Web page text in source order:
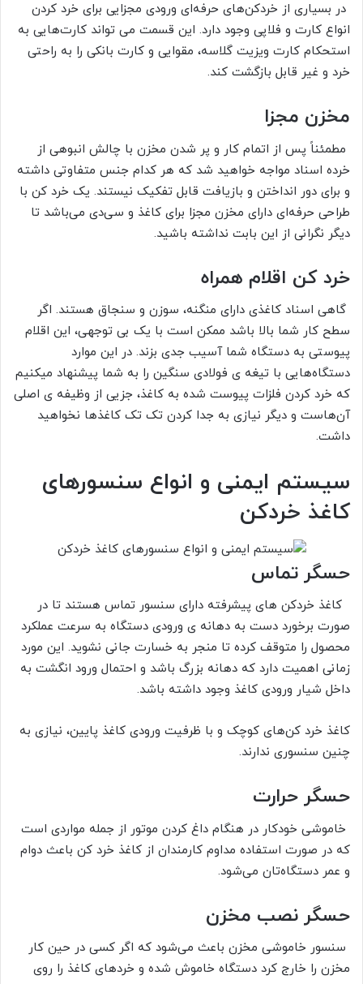
در بسیاری از خردکن‌های حرفه‌ای ورودی مجزایی برای خرد کردن
انواع کارت و فلاپی وجود دارد. این قسمت می تواند کارت‌هایی به
استحکام کارت ویزیت گلاسه، مقوایی و کارت بانکی را به راحتی
خرد و غیر قابل بازگشت کند.
مخزن مجزا
مطمئناً پس از اتمام کار و پر شدن مخزن با چالش انبوهی از
خرده اسناد مواجه خواهید شد که هر کدام جنس متفاوتی داشته
و برای دور انداختن و بازیافت قابل تفکیک نیستند. یک خرد کن با
طراحی حرفه‌ای دارای مخزن مجزا برای کاغذ و سی‌دی می‌باشد تا
دیگر نگرانی از این بابت نداشته باشید.
خرد کن اقلام همراه
گاهی اسناد کاغذی دارای منگنه، سوزن و سنجاق هستند. اگر
سطح کار شما بالا باشد ممکن است با یک بی توجهی، این اقلام
پیوستی به دستگاه شما آسیب جدی بزند. در این موارد
دستگاه‌هایی با تیغه ی فولادی سنگین را به شما پیشنهاد میکنیم
که خرد کردن فلزات پیوست شده به کاغذ، جزیی از وظیفه ی اصلی
آن‌هاست و دیگر نیازی به جدا کردن تک تک کاغذ‌ها نخواهید
داشت.
سیستم ایمنی و انواع سنسورهای
کاغذ خردکن
حسگر تماس
کاغذ خردکن های پیشرفته دارای سنسور تماس هستند تا در
صورت برخورد دست به دهانه ی ورودی دستگاه به سرعت عملکرد
محصول را متوقف کرده تا منجر به خسارت جانی نشوید. این مورد
زمانی اهمیت دارد که دهانه بزرگ باشد و احتمال ورود انگشت به
داخل شیار ورودی کاغذ وجود داشته باشد.
کاغذ خرد کن‌های کوچک و با ظرفیت ورودی کاغذ پایین، نیازی به
چنین سنسوری ندارند.
حسگر حرارت
خاموشی خودکار در هنگام داغ کردن موتور از جمله مواردی است
که در صورت استفاده مداوم کارمندان از کاغذ خرد کن باعث دوام
و عمر دستگاه‌تان می‌شود.
حسگر نصب مخزن
سنسور خاموشی مخزن باعث می‌شود که اگر کسی در حین کار
مخزن را خارج کرد دستگاه خاموش شده و خردهای کاغذ را روی